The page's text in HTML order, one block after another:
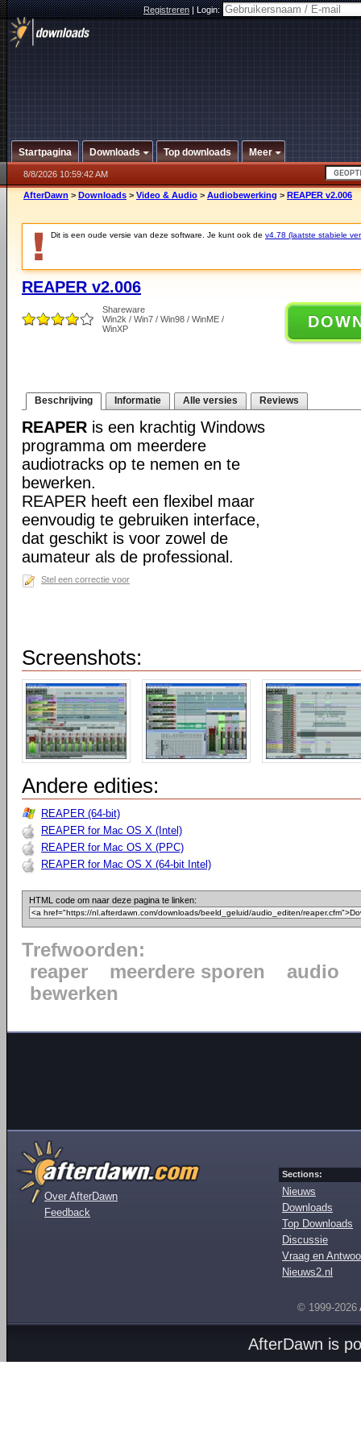
Registreren|Login:
Startpagina Downloads Top downloads Meer
8/8/2026 10:59:42 AM
AfterDawn > Downloads > Video & Audio > Audiobewerking > REAPER v2.006
Dit is een oude versie van deze software. Je kunt ook de v4.78 (laatste stabiele
REAPER v2.006
Shareware
Win2k / Win7 / Win98 / WinME /
WinXP
Beschrijving Informatie Alle versies Reviews
REAPER is een krachtig Windows
programma om meerdere
audiotracks op te nemen en te
bewerken.
REAPER heeft een flexibel maar
eenvoudig te gebruiken interface,
dat geschikt is voor zowel de
aumateur als de professional.
Stel een correctie voor
Screenshots:
Andere edities:
REAPER (64-bit)
REAPER for Mac OS X (Intel)
REAPER for Mac OS X (PPC)
REAPER for Mac OS X (64-bit Intel)
HTML code om naar deze pagina te linken:
Trefwoorden:
reaper
meerdere sporen
audio
bewerken
Over AfterDawn
Feedback
Sections:
Nieuws
Downloads
Top Downloads
Discussie
Vraag en
Nieuws2.nl
© 1999-2026
AfterDawn is